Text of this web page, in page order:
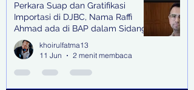
Perkara Suap dan Gratifikasi
Importasi di DJBC, Nama Raffi
Ahmad ada di BAP dalam Sidang
khoirulfatma13
11 Jun
2 menit membaca